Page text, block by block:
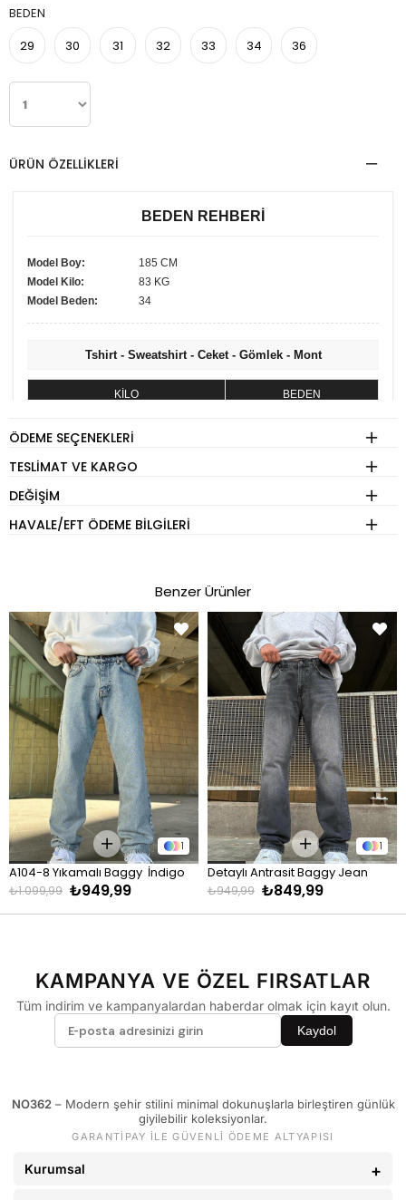
BEDEN
29
30 31 32 33 34 36
ÜRÜN ÖZELLIKLERI
BEDEN REHBERİ
Model Boy:
185 CM
Model Kilo:
83 KG
Model Beden:
34
Tshirt - Sweatshirt - Ceket - Gömlek - Mont
KİLO BEDEN
60 - 74 kg
75 - 84 kg M
85 - 89 kg L
90 - 110 kg XL
Pantolon
KİLO BEDEN
60 - 65 kg 29
66 - 71 kg 30
72 - 77 kg 31
78 - 82 kg 32
34
94 - 110 kg 36
ÖDEME SEÇENEKLERI
TESLIMAT VE KARGO
DEĞIŞIM
HAVALE/EFT ÖDEME BILGILERI
Benzer Ürünler
1
A104-8 Yıkamalı Baggy  İndigo
₺949,99
₺1.099,99
1
Detaylı Antrasit Baggy Jean
₺849,99
₺949,99
KAMPANYA VE ÖZEL FIRSATLAR
Tüm indirim ve kampanyalardan haberdar olmak için kayıt olun.
Kaydol
NO362– Modern şehir stilini minimal dokunuşlarla birleştiren günlük
giyilebilir koleksiyonlar.
GARANTİPAY İLE GÜVENLİ ÖDEME ALTYAPISI
Kurumsal